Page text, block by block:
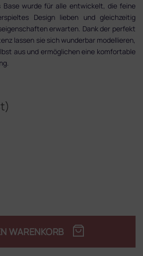
WARENKORB
Base wurde für alle entwickelt, die feine
Design lieben und gleichzeitig
erwarten. Dank der perfekt
lassen sie sich wunderbar modellieren,
aus und ermöglichen eine komfortable